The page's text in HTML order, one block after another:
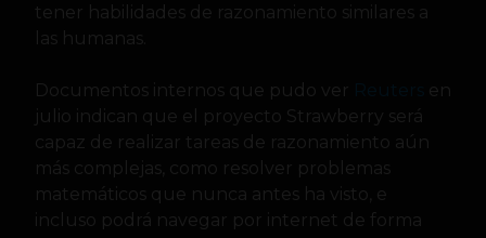
tener habilidades de razonamiento similares a
las humanas.
Documentos internos que pudo ver
en
julio indican que el proyecto Strawberry será
capaz de realizar tareas de razonamiento aún
más complejas, como resolver problemas
matemáticos que nunca antes ha visto, e
incluso podrá navegar por internet de forma